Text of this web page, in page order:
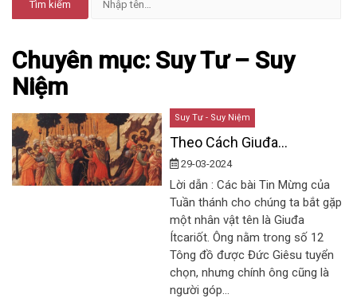
Chuyên mục: Suy Tư – Suy
Niệm
Suy Tư - Suy Niệm
Theo Cách Giuđa…
29-03-2024
Lời dẫn : Các bài Tin Mừng của
Tuần thánh cho chúng ta bắt gặp
một nhân vật tên là Giuđa
Ítcariốt. Ông nằm trong số 12
Tông đồ được Đức Giêsu tuyển
chọn, nhưng chính ông cũng là
người góp…